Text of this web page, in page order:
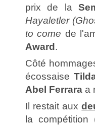
prix de la
Hayaletler
to come de
Award.
Côté
écossaise
Abel Ferrara a
Il restait aux
la compétition